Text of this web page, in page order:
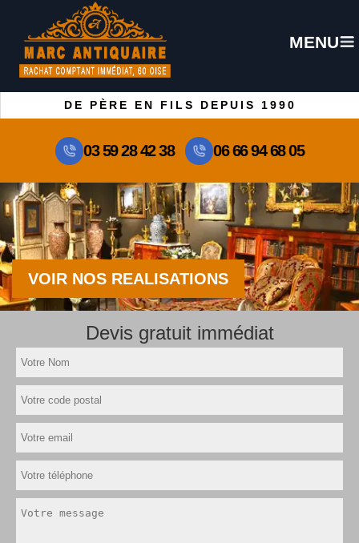
MENU
DE PÈRE EN FILS DEPUIS 1990
03 59 28 42 38 06 66 94 68 05
VOIR NOS REALISATIONS
Devis gratuit immédiat